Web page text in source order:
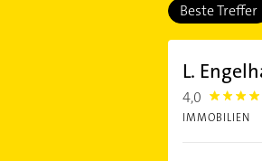
Beste Treffer
L.
4,0 4.0
IMMOBILIEN